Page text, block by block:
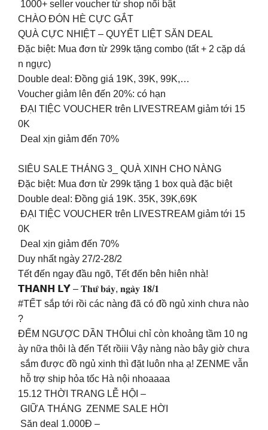
1000+ seller voucher từ shop nổi bật
CHÀO ĐÓN HÈ CỰC GẮT
QUÀ CỰC NHIỆT – QUYẾT LIỆT SĂN DEAL
Đặc biệt: Mua đơn từ 299k tặng combo (tất + 2 cặp dá
n ngực)
Double deal: Đồng giá 19K, 39K, 99K,…
Voucher giảm lên đến 20%: có hạn
ĐẠI TIỆC VOUCHER trên LIVESTREAM giảm tới 15
0K
Deal xịn giảm đến 70%
SIÊU SALE THÁNG 3_ QUÀ XINH CHO NÀNG
Đặc biệt: Mua đơn từ 299k tặng 1 box quà đặc biệt
Double deal: Đồng giá 19K. 35K, 39K,69K
ĐẠI TIỆC VOUCHER trên LIVESTREAM giảm tới 15
0K
Deal xịn giảm đến 70%
Duy nhất ngày 27/2-28/2
Tết đến ngay đầu ngõ, Tết đến bên hiên nhà!
𝗧𝗛𝗔𝗡𝗛 𝗟𝗬́ – 𝐓𝐡𝐮̛́ 𝐛𝐚̉𝐲, 𝐧𝐠𝐚̀𝐲 𝟏𝟖/𝟏
#TẾT sắp tới rồi các nàng đã có đồ ngủ xinh chưa nào
?
ĐẾM NGƯỢC DẦN THÔIui chỉ còn khoảng tầm 10 ng
ày nữa thôi là đến Tết rồiii Vậy nàng nào bây giờ chưa
sắm được đồ ngủ xinh thì đặt luôn nha ạ! ZENME vẫn
hỗ trợ ship hỏa tốc Hà nội nhoaaaa ‍️‍️️
15.12 THỜI TRANG LỄ HỘI –
GIỮA THÁNG ZENME SALE HỜI
Săn deal 1.000Đ –